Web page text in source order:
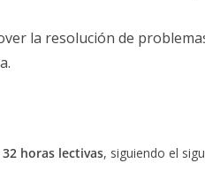
la resolución de
horas lectivas, siguiendo el